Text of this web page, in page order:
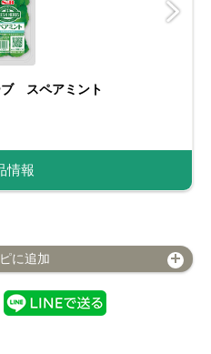
ブ スペアミント
情報
に追加